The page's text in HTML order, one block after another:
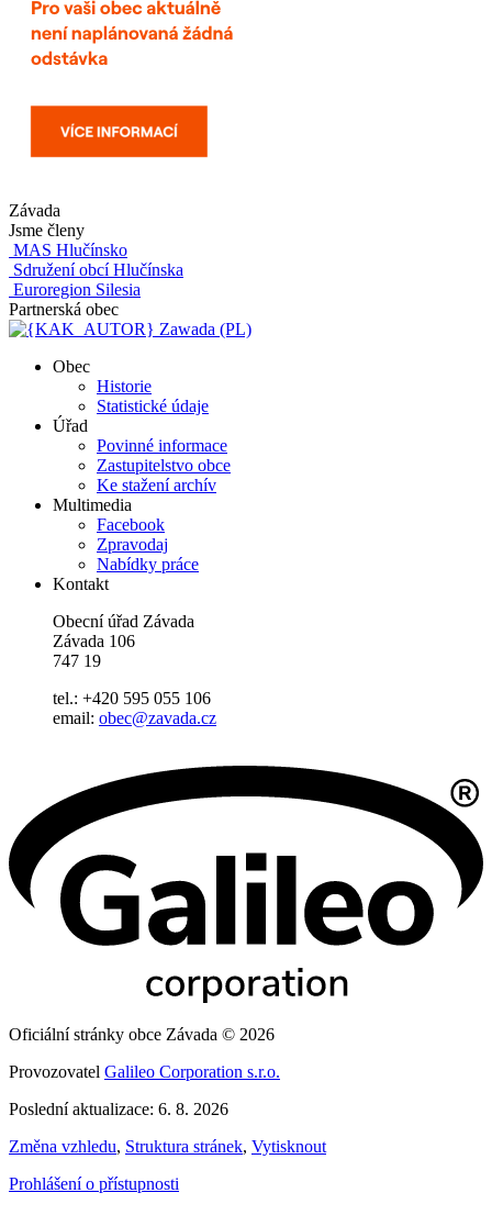
Závada
Jsme členy
MAS Hlučínsko
Sdružení obcí Hlučínska
Euroregion Silesia
Partnerská obec
Zawada (PL)
Obec
Historie
Statistické údaje
Úřad
Povinné informace
Zastupitelstvo obce
Ke stažení archív
Multimedia
Facebook
Zpravodaj
Nabídky práce
Kontakt
Obecní úřad Závada
Závada 106
747 19
tel.: +420 595 055 106
email: obec@zavada.cz
Oficiální stránky obce Závada © 2026
Provozovatel Galileo Corporation s.r.o.
Poslední aktualizace: 6. 8. 2026
Změna vzhledu, Struktura stránek, Vytisknout
Prohlášení o přístupnosti